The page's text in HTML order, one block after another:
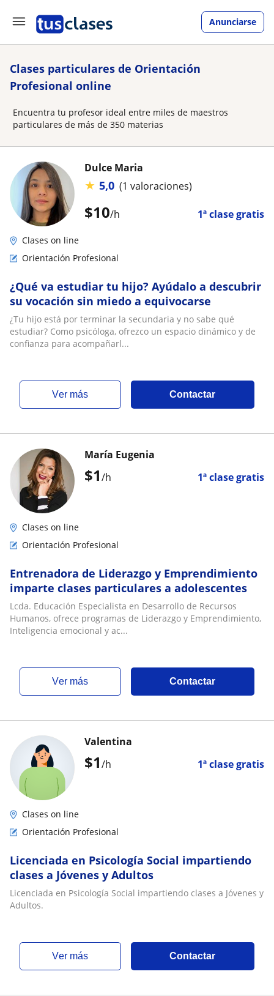
Anunciarse
Clases particulares de Orientación
Profesional online
Encuentra tu profesor ideal entre miles de maestros
particulares de más de 350 materias
$10/h 1ª clase gratis
Dulce Maria
★ 5,0 (1 valoraciones)
Clases on line
Orientación Profesional
¿Qué va estudiar tu hijo? Ayúdalo a descubrir
su vocación sin miedo a equivocarse
¿Tu hijo está por terminar la secundaria y no sabe qué
estudiar? Como psicóloga, ofrezco un espacio dinámico y de
confianza para acompañarl...
ver más Contactar
$1/h 1ª clase gratis
María Eugenia
Clases on line
Orientación Profesional
Entrenadora de Liderazgo y Emprendimiento
imparte clases particulares a adolescentes
Lcda. Educación Especialista en Desarrollo de Recursos
Humanos, ofrece programas de Liderazgo y Emprendimiento,
Inteligencia emocional y ac...
ver más Contactar
$1/h 1ª clase gratis
Valentina
Clases on line
Orientación Profesional
Licenciada en Psicología Social impartiendo
clases a Jóvenes y Adultos
Licenciada en Psicología Social impartiendo clases a Jóvenes y
Adultos.
ver más Contactar